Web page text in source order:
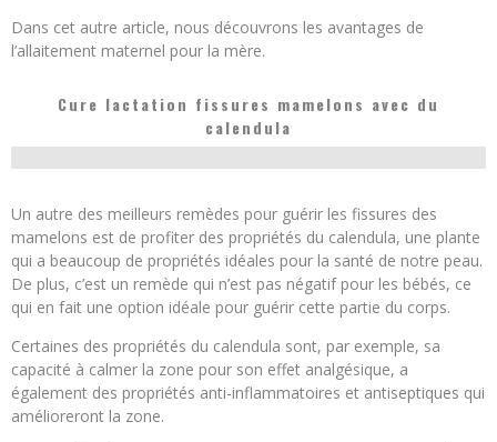
Dans cet autre article, nous découvrons les avantages de
l’allaitement maternel pour la mère.
Cure lactation fissures mamelons avec du
calendula
Un autre des meilleurs remèdes pour guérir les fissures des
mamelons est de profiter des propriétés du calendula, une plante
qui a beaucoup de propriétés idéales pour la santé de notre peau.
De plus, c’est un remède qui n’est pas négatif pour les bébés, ce
qui en fait une option idéale pour guérir cette partie du corps.
Certaines des propriétés du calendula sont, par exemple, sa
capacité à calmer la zone pour son effet analgésique, a
également des propriétés anti-inflammatoires et antiseptiques qui
amélioreront la zone.